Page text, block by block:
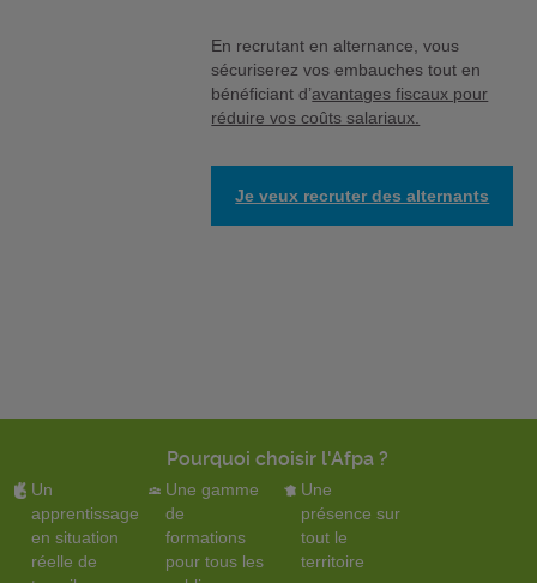
En recrutant en alternance, vous
sécuriserez vos embauches tout en
bénéficiant d’avantages fiscaux pour
réduire vos coûts salariaux.
Je veux recruter des alternants
Pourquoi choisir l'Afpa ?
Un
apprentissage
en situation
réelle de
Une gamme
de
formations
pour tous les
Une
présence sur
tout le
territoire